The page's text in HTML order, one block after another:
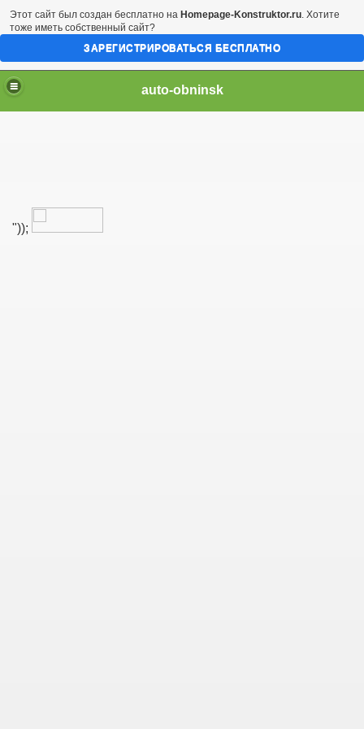
auto-obninsk
"));
Этот сайт был создан бесплатно на Homepage-Konstruktor.ru. Хотите
тоже иметь собственный сайт?
ЗАРЕГИСТРИРОВАТЬСЯ БЕСПЛАТНО